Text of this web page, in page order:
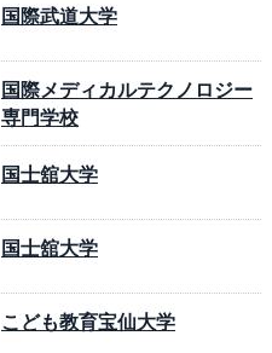
国際武道大学
国際メディカルテクノロジー
専門学校
国士舘大学
国士舘大学
こども教育宝仙大学